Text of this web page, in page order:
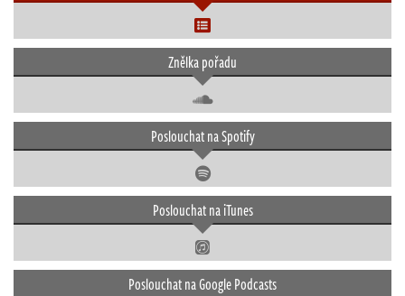
Znělka pořadu
Poslouchat na Spotify
Poslouchat na iTunes
Poslouchat na Google Podcasts